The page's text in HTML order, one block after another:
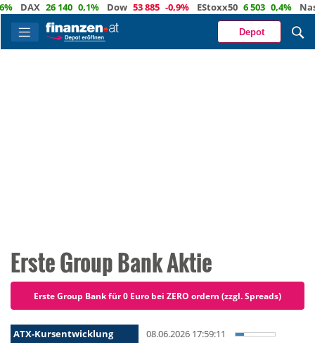
26 140 0,1% Dow 53 885 -0,9% EStoxx50 6 503 0,4% Nasdaq
Depot
Erste Group Bank Aktie
Erste Group Bank für 0 Euro bei ZERO ordern (zzgl. Spreads)
ATX-Kursentwicklung 08.06.2026 17:59:11